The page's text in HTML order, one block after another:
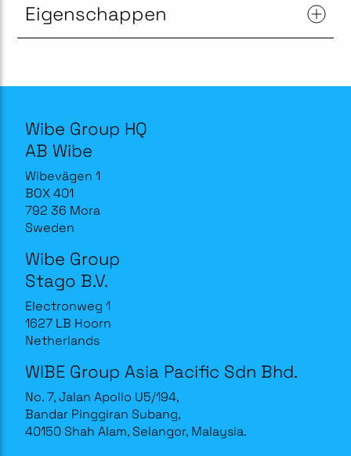
Eigenschappen
Wibe Group HQ
AB Wibe
Wibevägen 1
BOX 401
792 36 Mora
Sweden
Wibe Group
Stago B.V.
Electronweg 1
1627 LB Hoorn
Netherlands
WIBE Group Asia Pacific Sdn Bhd.
No. 7, Jalan Apollo U5/194,
Bandar Pinggiran Subang,
40150 Shah Alam, Selangor, Malaysia.